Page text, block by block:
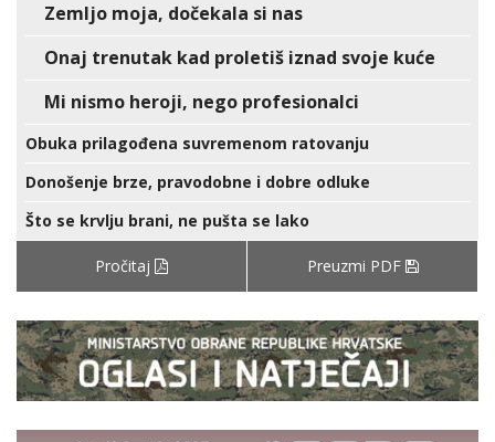
Zemljo moja, dočekala si nas
Onaj trenutak kad proletiš iznad svoje kuće
Mi nismo heroji, nego profesionalci
Obuka prilagođena suvremenom ratovanju
Donošenje brze, pravodobne i dobre odluke
Što se krvlju brani, ne pušta se lako
Pročitaj Preuzmi PDF